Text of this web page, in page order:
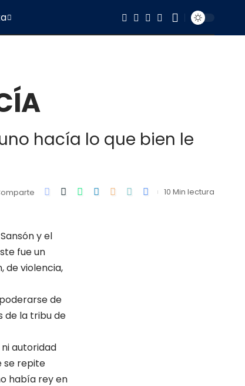
hacía lo que bien le
10 Min lectura
y el
fue un
de violencia,
de
de la tribu de
autoridad
se repite
había rey en